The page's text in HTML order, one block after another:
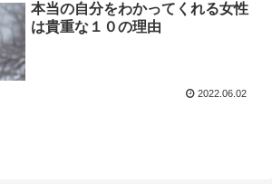
本当の自分をわかってくれる女性
は貴重な１０の理由
2022.06.02